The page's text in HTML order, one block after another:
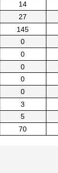
14
27
145
0
0
0
0
0
3
5
70